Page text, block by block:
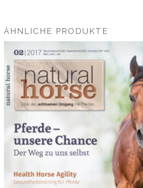
ÄHNLICHE PRODUKTE